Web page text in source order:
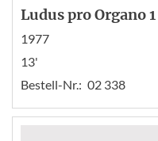
Ludus pro Organo 1
1977
13'
Bestell-Nr.: 02 338